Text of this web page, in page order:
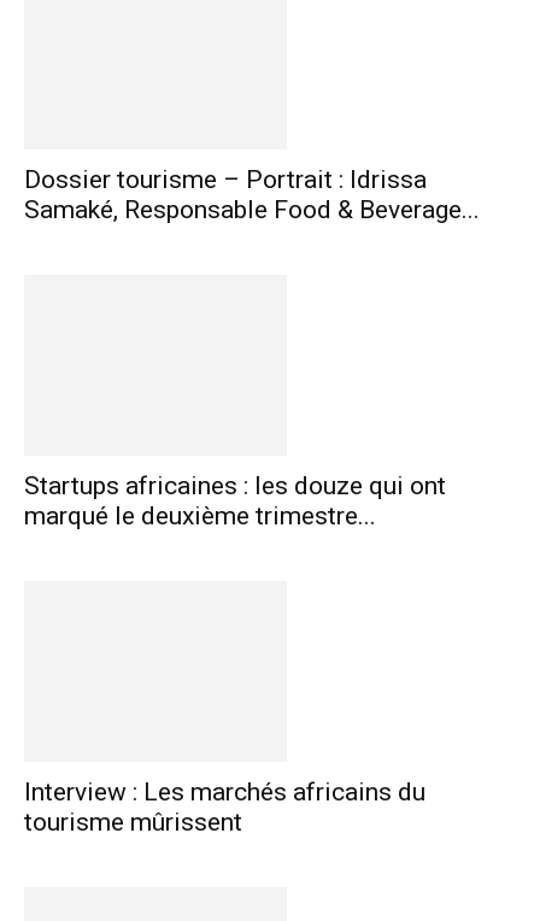
Dossier tourisme – Portrait : Idrissa
Samaké, Responsable Food & Beverage...
Startups africaines : les douze qui ont
marqué le deuxième trimestre...
Interview : Les marchés africains du
tourisme mûrissent